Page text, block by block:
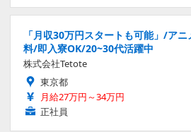
「月収30万円スタートも可能」/ア
料/即入寮OK/20~30代活躍中
株式会社Tetote
東京都
月給27万円～34万円
正社員